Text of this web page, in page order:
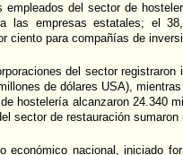
empleados del sector de
las empresas estatales; el
ciento para compañías de
del sector registraron
de dólares USA),
hostelería alcanzaron 24.340
sector de restauración
económico nacional, iniciado